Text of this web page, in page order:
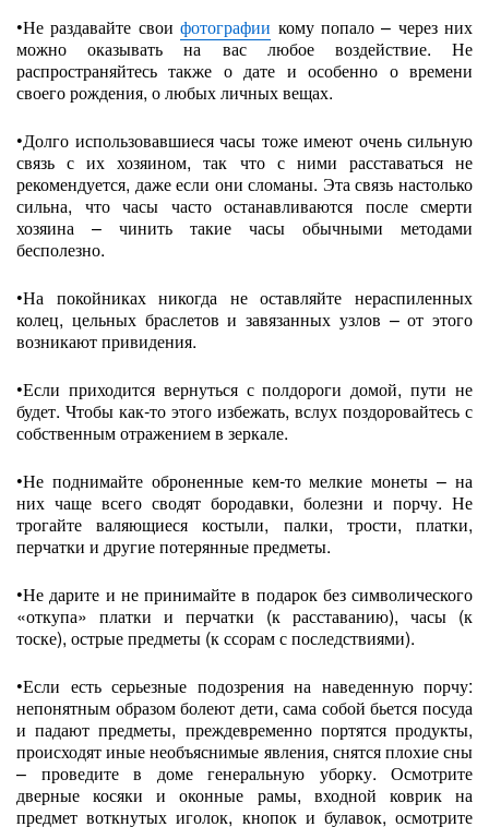
•Не раздавайте своифотографии кому попало – через них
можно оказывать на вас любое воздействие. Не
распространяйтесь также о дате и особенно о времени
своего рождения, о любых личных вещах.
•Долго использовавшиеся часы тоже имеют очень сильную
связь с их хозяином, так что с ними расставаться не
рекомендуется, даже если они сломаны. Эта связь настолько
сильна, что часы часто останавливаются после смерти
хозяина – чинить такие часы обычными методами
бесполезно.
•На покойниках никогда не оставляйте нераспиленных
колец, цельных браслетов и завязанных узлов – от этого
возникают привидения.
•Если приходится вернуться с полдороги домой, пути не
будет. Чтобы как‑то этого избежать, вслух поздоровайтесь с
собственным отражением в зеркале.
•Не поднимайте оброненные кем‑то мелкие монеты – на
них чаще всего сводят бородавки, болезни и порчу. Не
трогайте валяющиеся костыли, палки, трости, платки,
перчатки и другие потерянные предметы.
•Не дарите и не принимайте в подарок без символического
«откупа» платки и перчатки (к расставанию), часы (к
тоске), острые предметы (к ссорам с последствиями).
•Если есть серьезные подозрения на наведенную порчу:
непонятным образом болеют дети, сама собой бьется посуда
и падают предметы, преждевременно портятся продукты,
происходят иные необъяснимые явления, снятся плохие сны
– проведите в доме генеральную уборку. Осмотрите
дверные косяки и оконные рамы, входной коврик на
предмет воткнутых иголок, кнопок и булавок, осмотрите